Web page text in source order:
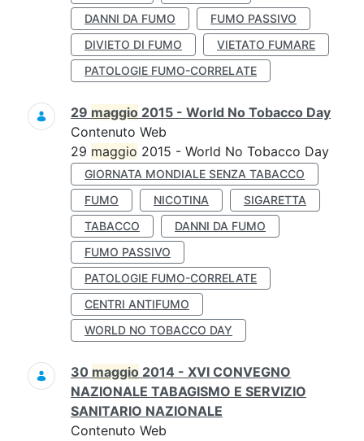
DANNI DA FUMO
FUMO PASSIVO
DIVIETO DI FUMO
VIETATO FUMARE
PATOLOGIE FUMO-CORRELATE
29 maggio 2015 - World No Tobacco Day
Contenuto Web
29 maggio 2015 - World No Tobacco Day
GIORNATA MONDIALE SENZA TABACCO
FUMO
NICOTINA
SIGARETTA
TABACCO
DANNI DA FUMO
FUMO PASSIVO
PATOLOGIE FUMO-CORRELATE
CENTRI ANTIFUMO
WORLD NO TOBACCO DAY
30 maggio 2014 - XVI CONVEGNO
NAZIONALE TABAGISMO E SERVIZIO
SANITARIO NAZIONALE
Contenuto Web